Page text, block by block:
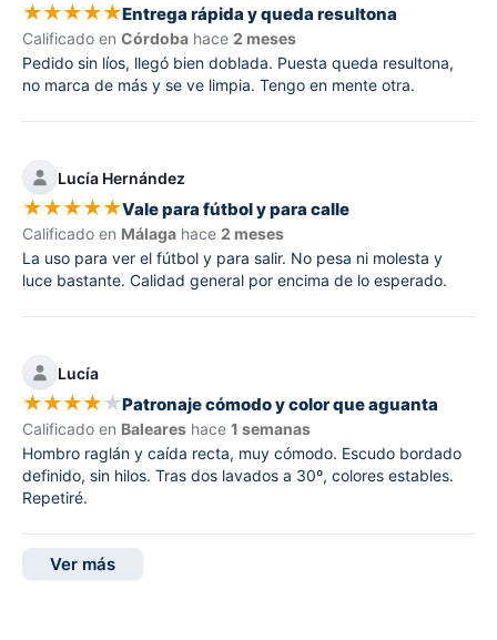
★★★★★Entrega rápida y queda resultona
Calificado en Córdoba hace 2 meses
Pedido sin líos, llegó bien doblada. Puesta queda resultona,
no marca de más y se ve limpia. Tengo en mente otra.
Lucía Hernández
★★★★★Vale para fútbol y para calle
Calificado en Málaga hace 2 meses
La uso para ver el fútbol y para salir. No pesa ni molesta y
luce bastante. Calidad general por encima de lo esperado.
Lucía
★★★★★Patronaje cómodo y color que aguanta
Calificado en Baleares hace 1 semanas
Hombro raglán y caída recta, muy cómodo. Escudo bordado
definido, sin hilos. Tras dos lavados a 30º, colores estables.
Repetiré.
Ver más